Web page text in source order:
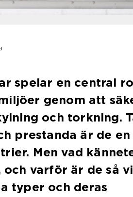
spelar en central
genom att
och torkning.
prestanda är de
Men vad
varför är de så
typer och deras